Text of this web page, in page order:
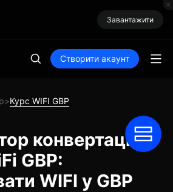
Завантажити
Створити акаунт
>Курс WIFI GBP
конвертації
GBP:
WIFI у GBP